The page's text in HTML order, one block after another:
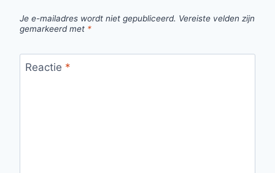
Je e-mailadres wordt niet gepubliceerd. Vereiste velden zijn
gemarkeerd met *
Reactie *